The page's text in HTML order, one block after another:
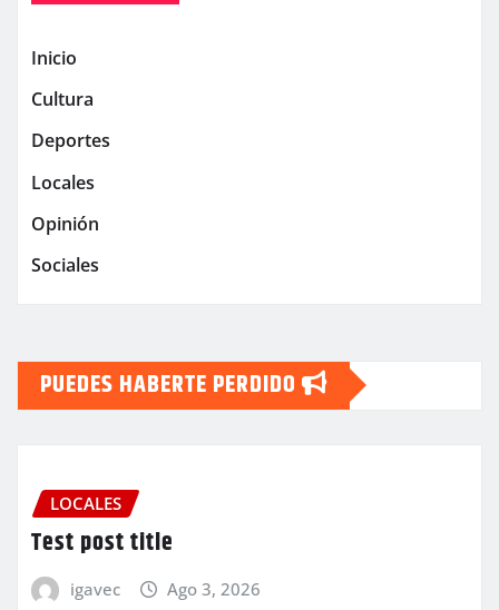
Inicio
Cultura
Deportes
Locales
Opinión
Sociales
PUEDES HABERTE PERDIDO
LOCALES
Test post title
igavec Ago 3, 2026